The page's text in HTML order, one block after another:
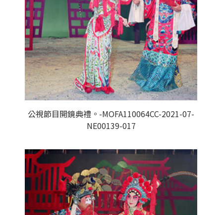
公視節目開鏡典禮。-MOFA110064CC-2021-07-
NE00139-017